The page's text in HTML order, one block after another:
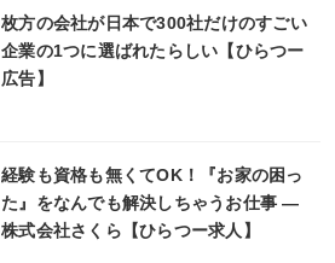
枚方の会社が日本で300社だけのすごい
企業の1つに選ばれたらしい【ひらつー
広告】
経験も資格も無くてOK！『お家の困っ
た』をなんでも解決しちゃうお仕事 ―
株式会社さくら【ひらつー求人】